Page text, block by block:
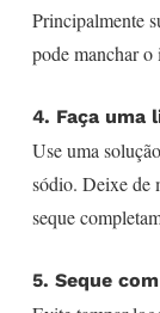
Principalmente
pode manchar o
4. Faça uma
Use uma
sódio. Deixe de
seque
5. Seque